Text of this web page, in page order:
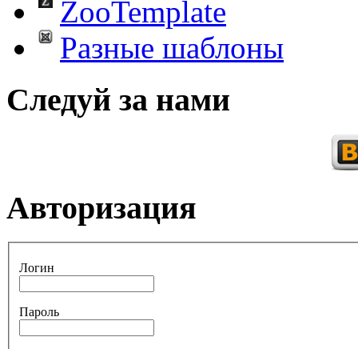
ZooTemplate
Разные шаблоны
Следуй за нами
Авторизация
Логин
Пароль